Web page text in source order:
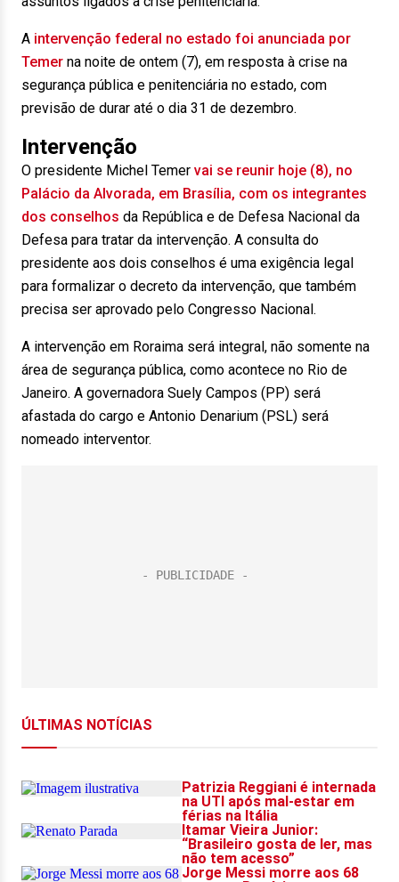
A intervenção federal no estado foi anunciada por
Temer na noite de ontem (7), em resposta à crise na
segurança pública e penitenciária no estado, com
previsão de durar até o dia 31 de dezembro.
Intervenção
O presidente Michel Temer vai se reunir hoje (8), no
Palácio da Alvorada, em Brasília, com os integrantes
dos conselhos da República e de Defesa Nacional da
Defesa para tratar da intervenção. A consulta do
presidente aos dois conselhos é uma exigência legal
para formalizar o decreto da intervenção, que também
precisa ser aprovado pelo Congresso Nacional.
A intervenção em Roraima será integral, não somente na
área de segurança pública, como acontece no Rio de
Janeiro. A governadora Suely Campos (PP) será
afastada do cargo e Antonio Denarium (PSL) será
nomeado interventor.